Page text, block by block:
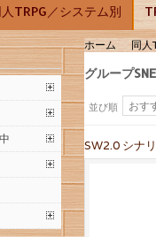
TRPG／システム別
ホーム 同人
グループ
並び順 おす
SW2.0 シナ